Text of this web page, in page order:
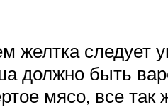
желтка следует
должно быть
мясо, все